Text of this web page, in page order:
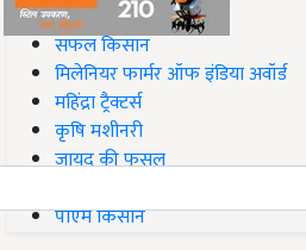
#Top on Krishi Jagran
सफल किसान
मिलेनियर फार्मर ऑफ इंडिया अवॉर्ड
महिंद्रा ट्रैक्टर्स
कृषि मशीनरी
जायद की फसल
पीएम किसान